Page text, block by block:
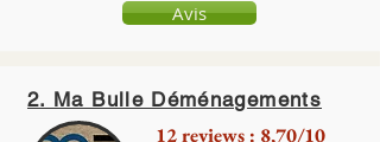
Avis
2. Ma Bulle Déménagements
12 reviews : 8,70/10